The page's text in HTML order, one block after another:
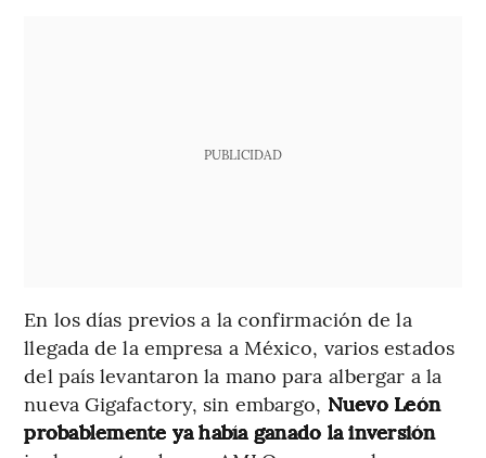
PUBLICIDAD
En los días previos a la confirmación de la
llegada de la empresa a México, varios estados
del país levantaron la mano para albergar a la
nueva Gigafactory, sin embargo, Nuevo León
probablemente ya había ganado la inversión